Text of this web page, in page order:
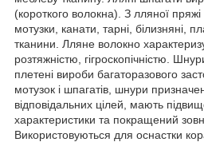
(короткого волокна). З лляної
мотузки, канати, тарні, білизняні,
тканини. Лляне волокно
розтяжністю, гігроскопічністю.
плетені вироби багаторазового
мотузок і шпагатів, шнури
відповідальних цілей, мають
характеристики та покращений
Використовуються для оснастки